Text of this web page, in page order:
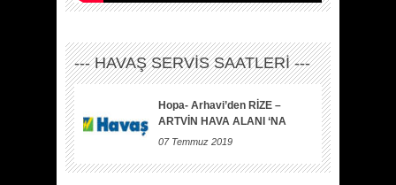
--- HAVAŞ SERVİS SAATLERİ ---
Hopa- Arhavi’den RİZE –
ARTVİN HAVA ALANI ‘NA
07 Temmuz 2019